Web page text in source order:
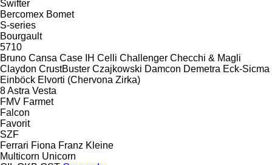
Swifter
Bercomex Bomet
S-series
Bourgault
5710
Bruno Cansa Case IH Celli Challenger Checchi & Magli
Claydon CrustBuster Czajkowski Damcon Demetra Eck-Sicma
Einböck Elvorti (Chervona Zirka)
8Astra Vesta
FMV Farmet
Falcon
Favorit
SZF
Ferrari Fiona Franz Kleine
Multicorn Unicorn